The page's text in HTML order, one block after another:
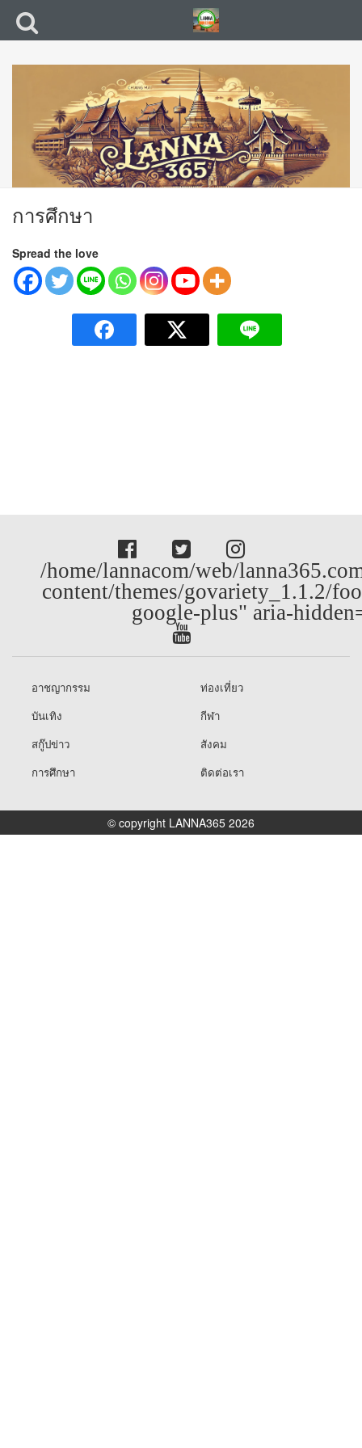
การศึกษา
Spread the love
/home/lannacom/web/
content/themes/govariety_1.1.2/
google-plus" aria-
อาชญากรรม
ท่องเที่ยว
บันเทิง
กีฬา
สกู๊ปข่าว
สังคม
การศึกษา
ติดต่อเรา
© copyright LANNA365 2026